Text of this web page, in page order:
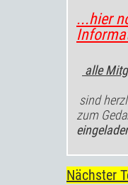
...hier
alle
sind
zum
Nächster